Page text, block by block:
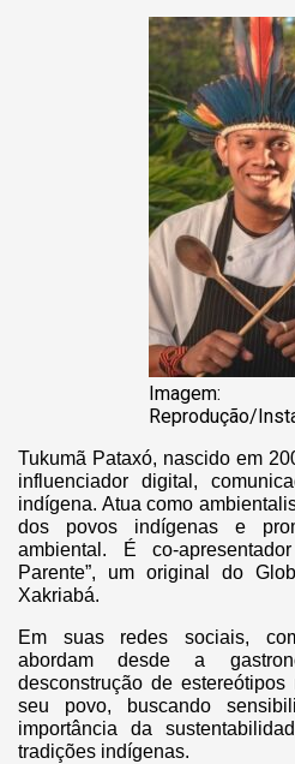
Imagem:
Reprodução/
Tukumã Pataxó, nascido em
influenciador digital,
indígena. Atua como
dos povos indígenas e
ambiental. É co-
Parente”, um original do
Xakriabá.
Em suas redes sociais,
abordam desde a
desconstrução de
seu povo, buscando
importância da
tradições indígenas.